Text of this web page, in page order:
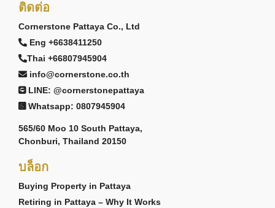
ติดต่อ
Cornerstone Pattaya Co., Ltd
Eng +6638411250
Thai +66807945904
info@cornerstone.co.th
LINE: @cornerstonepattaya
Whatsapp: 0807945904
565/60 Moo 10 South Pattaya,
Chonburi, Thailand 20150
บล็อก
Buying Property in Pattaya
Retiring in Pattaya – Why It Works